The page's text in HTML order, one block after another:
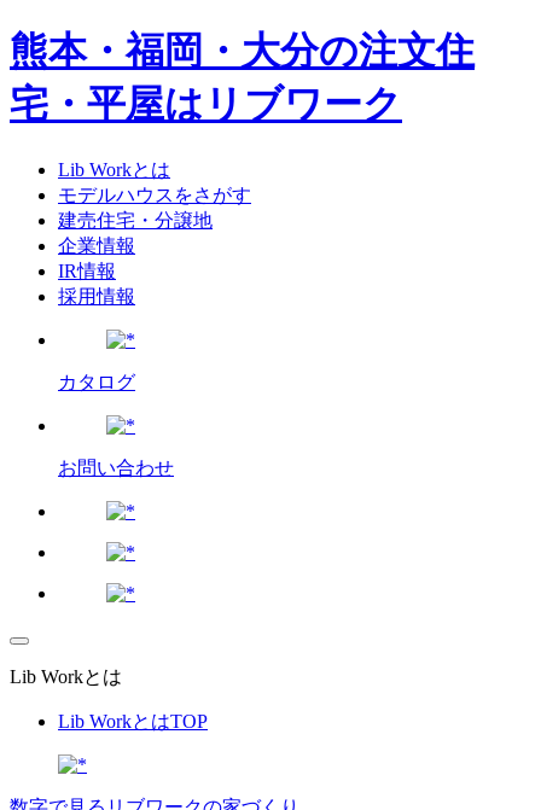
熊本・福岡・大分の注文住
宅・平屋はリブワーク
Lib Workとは
モデルハウスをさがす
建売住宅・分譲地
企業情報
IR情報
採用情報
カタログ
お問い合わせ
Lib Workとは
Lib WorkとはTOP